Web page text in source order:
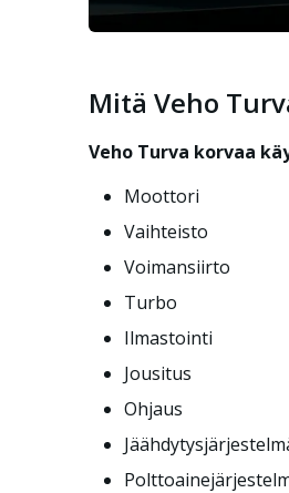
Mitä Veho
Veho Turva korvaa
Moottori
Vaihteisto
Voimansiirto
Turbo
Ilmastointi
Jousitus
Ohjaus